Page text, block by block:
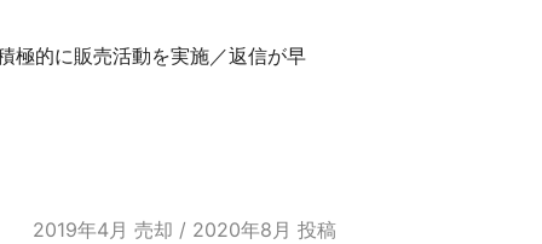
極的に販売活動を実施／返信が早
2019年4月 売却 / 2020年8月 投稿